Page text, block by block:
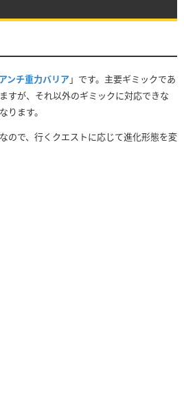
アンチ重力バリア」です。主要ギミックであ
すが、それ以外のギミックに対応できな
ります。
ので、行くクエストに応じて進化形態を変